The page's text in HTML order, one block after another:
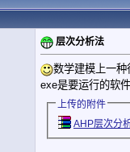
层次分析法
数学建模上一
exe是要运行的软件
上传的附件
AHP层次分